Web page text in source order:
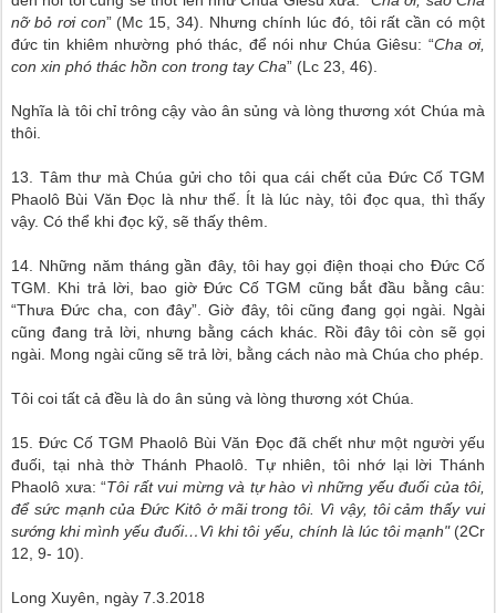
nỡ bỏ rơi con” (Mc 15, 34). Nhưng chính lúc đó, tôi rất cần có một
đức tin khiêm nhường phó thác, để nói như Chúa Giêsu: “Cha ơi,
con xin phó thác hồn con trong tay Cha” (Lc 23, 46).
Nghĩa là tôi chỉ trông cậy vào ân sủng và lòng thương xót Chúa mà
thôi.
13. Tâm thư mà Chúa gửi cho tôi qua cái chết của Đức Cố TGM
Phaolô Bùi Văn Đọc là như thế. Ít là lúc này, tôi đọc qua, thì thấy
vậy. Có thể khi đọc kỹ, sẽ thấy thêm.
14. Những năm tháng gần đây, tôi hay gọi điện thoại cho Đức Cố
TGM. Khi trả lời, bao giờ Đức Cố TGM cũng bắt đầu bằng câu:
“Thưa Đức cha, con đây”. Giờ đây, tôi cũng đang gọi ngài. Ngài
cũng đang trả lời, nhưng bằng cách khác. Rồi đây tôi còn sẽ gọi
ngài. Mong ngài cũng sẽ trả lời, bằng cách nào mà Chúa cho phép.
Tôi coi tất cả đều là do ân sủng và lòng thương xót Chúa.
15. Đức Cố TGM Phaolô Bùi Văn Đọc đã chết như một người yếu
đuối, tại nhà thờ Thánh Phaolô. Tự nhiên, tôi nhớ lại lời Thánh
Phaolô xưa: “Tôi rất vui mừng và tự hào vì những yếu đuối của tôi,
để sức mạnh của Đức Kitô ở mãi trong tôi. Vì vậy, tôi cảm thấy vui
sướng khi mình yếu đuối…Vì khi tôi yếu, chính là lúc tôi mạnh"(2Cr
12, 9- 10).
Long Xuyên, ngày 7.3.2018